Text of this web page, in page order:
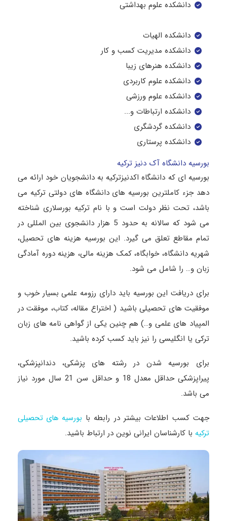
دانشکده علوم بهداشتی
دانشکده الهیات
دانشکده مدیریت کسب و کار
دانشکده هنرهای زیبا
دانشکده علوم کاربردی
دانشکده علوم ورزشی
دانشکده ارتباطات و...
دانشکده گردشگری
دانشکده پرستاری
بورسیه دانشگاه آک دنیز ترکیه
بورسیه ای که دانشگاه اکدنیزترکیه به دانشجویان خود ارائه می
دهد جزء کاملترین بورسیه های دانشگاه های دولتی ترکیه می
باشد، تحت نظر دولت است و با نام ترکیه بورسلاری شناخته
می شود که سالانه به حدود 5 هزار دانشجوی بین المللی در
تمام مقاطع تعلق می گیرد. این بورسیه هزینه های تحصیل،
شهریه دانشگاه، خوابگاه، کمک هزینه مالی، هزینه دوره آمادگی
زبان و… را شامل می شود.
برای دریافت این بورسیه باید دارای رزومه علمی بسیار خوب و
موفقیت های تحصیلی باشید ( اختراع مقاله، کتاب، موفقت در
المپیاد های علمی و…) هم چنین یکی از گواهی نامه های زبان
ترکی یا انگلیسی را نیز باید کسب کرده باشید.
برای بورسیه شدن در رشته های پزشکی، دندانپزشکی،
پیراپزشکی حداقل معدل 18 و حداقل سن 21 سال مورد نیاز
می باشد.
جهت کسب اطلاعات بیشتر در رابطه با بورسیه های تحصیلی
ترکیه با کارشناسان ایرانی نوین در ارتباط باشید.